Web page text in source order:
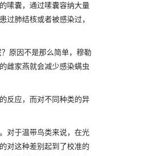
嗉囊，通过嗉囊容纳大量
过肺结核或者被感染过，
原因不是那么简单，穆勒
雌家燕就会减少感染螨虫
反应，而对不同种类的异
对于温带鸟类来说，在光
对这种差别起到了校准的